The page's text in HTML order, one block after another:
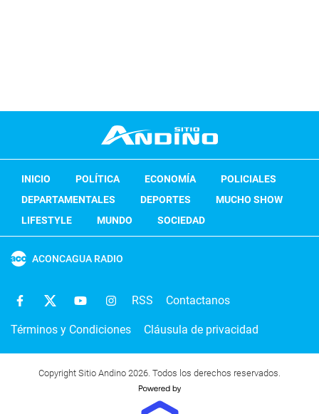
INICIO POLÍTICA ECONOMÍA
POLICIALES
DEPARTAMENTALES
DEPORTES
MUCHO SHOW
LIFESTYLE
MUNDO SOCIEDAD
ACONCAGUA RADIO
RSS Contactanos
Términos y Condiciones Cláusula de privacidad
Copyright Sitio Andino 2026. Todos los derechos reservados.